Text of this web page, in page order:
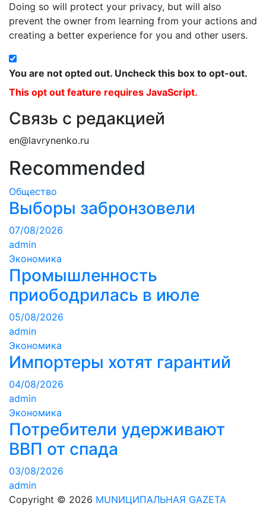
Doing so will protect your privacy, but will also
prevent the owner from learning from your actions and
creating a better experience for you and other users.
You are not opted out. Uncheck this box to opt-out.
This opt out feature requires JavaScript.
Связь с редакцией
en@lavrynenko.ru
Recommended
Общество
Выборы забронзовели
07/08/2026
admin
Экономика
Промышленность
приободрилась в июле
05/08/2026
admin
Экономика
Импортеры хотят гарантий
04/08/2026
admin
Экономика
Потребители удерживают
ВВП от спада
03/08/2026
admin
Copyright © 2026 MUNИЦИПАЛЬНАЯ GAZЕТА